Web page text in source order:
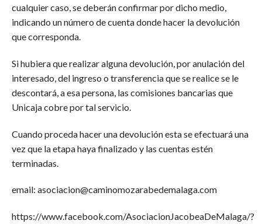
cualquier caso, se deberán confirmar por dicho medio,
indicando un número de cuenta donde hacer la devolución
que corresponda.
Si hubiera que realizar alguna devolución, por anulación del
interesado, del ingreso o transferencia que se realice se le
descontará, a esa persona, las comisiones bancarias que
Unicaja cobre por tal servicio.
Cuando proceda hacer una devolución esta se efectuará una
vez que la etapa haya finalizado y las cuentas estén
terminadas.
email: asociacion@caminomozarabedemalaga.com
https://www.facebook.com/AsociacionJacobeaDeMalaga/?